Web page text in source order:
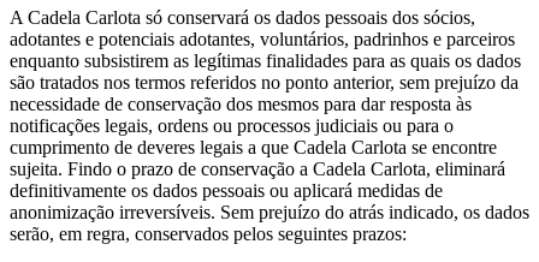
A Cadela Carlota só conservará os dados pessoais dos sócios,
adotantes e potenciais adotantes, voluntários, padrinhos e parceiros
enquanto subsistirem as legítimas finalidades para as quais os dados
são tratados nos termos referidos no ponto anterior, sem prejuízo da
necessidade de conservação dos mesmos para dar resposta às
notificações legais, ordens ou processos judiciais ou para o
cumprimento de deveres legais a que Cadela Carlota se encontre
sujeita. Findo o prazo de conservação a Cadela Carlota, eliminará
definitivamente os dados pessoais ou aplicará medidas de
anonimização irreversíveis. Sem prejuízo do atrás indicado, os dados
serão, em regra, conservados pelos seguintes prazos: